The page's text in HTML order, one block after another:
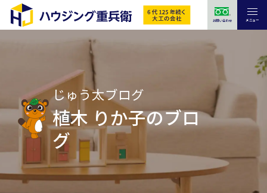
お問い合わせ メニュー
じゅう太ブログ
植木 りか子のブロ
グ